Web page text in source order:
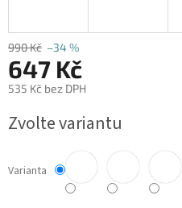
990 Kč –34 %
647 Kč
535 Kč bez DPH
cena:
Zvolte variantu
Varianta